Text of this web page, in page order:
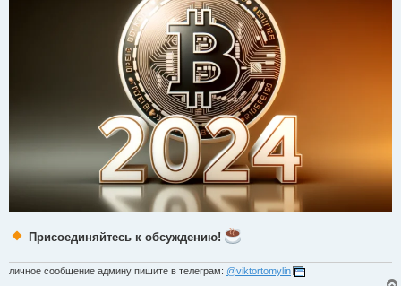
Присоединяйтесь к обсуждению!
личное сообщение админу пишите в телеграм: @viktortomylin